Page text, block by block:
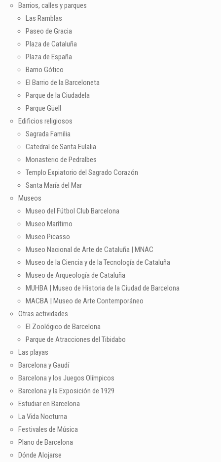
Barrios, calles y parques
Las Ramblas
Paseo de Gracia
Plaza de Cataluña
Plaza de España
Barrio Gótico
El Barrio de la Barceloneta
Parque de la Ciudadela
Parque Güell
Edificios religiosos
Sagrada Familia
Catedral de Santa Eulalia
Monasterio de Pedralbes
Templo Expiatorio del Sagrado Corazón
Santa María del Mar
Museos
Museo del Fútbol Club Barcelona
Museo Marítimo
Museo Picasso
Museo Nacional de Arte de Cataluña | MNAC
Museo de la Ciencia y de la Tecnología de Cataluña
Museo de Arqueología de Cataluña
MUHBA | Museo de Historia de la Ciudad de Barcelona
MACBA | Museo de Arte Contemporáneo
Otras actividades
El Zoológico de Barcelona
Parque de Atracciones del Tibidabo
Las playas
Barcelona y Gaudí
Barcelona y los Juegos Olímpicos
Barcelona y la Exposición de 1929
Estudiar en Barcelona
La Vida Nocturna
Festivales de Música
Plano de Barcelona
Dónde Alojarse